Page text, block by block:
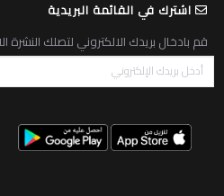
اشترك في القائمة البريدية
قم بادخال بريدك الالكتروني لتصلك النشرة